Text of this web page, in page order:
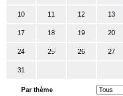
10 11 12 13
17 18 19 20
24 25 26 27
31
Par thème